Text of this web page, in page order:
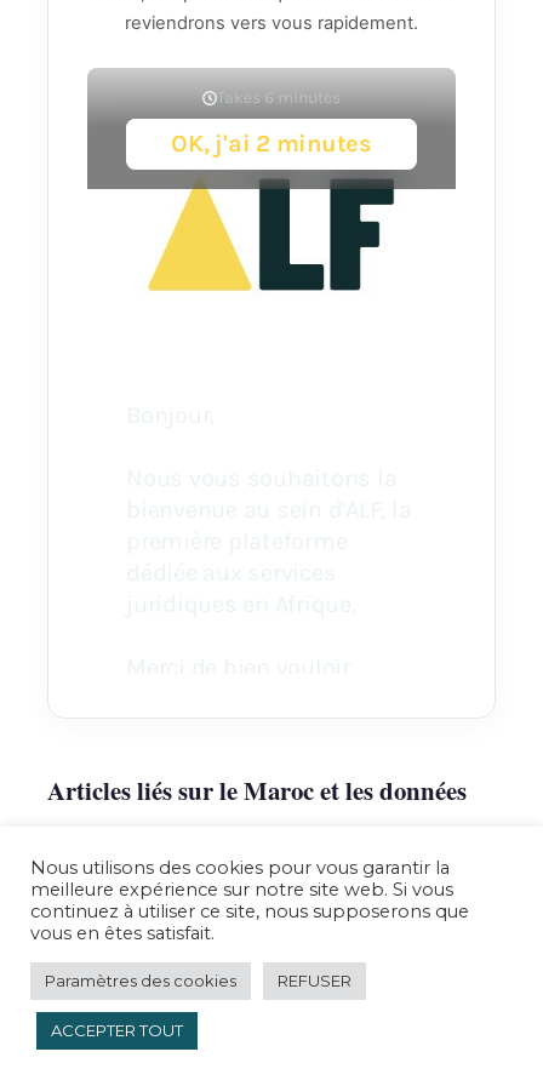
reviendrons vers vous rapidement.
Articles liés sur le Maroc et les données
MAROC · CRÉATION
Le guide Startup Maroc 2026
Écosystème, financements, formalités CRI, business
Nous utilisons des cookies pour vous garantir la
meilleure expérience sur notre site web. Si vous
continuez à utiliser ce site, nous supposerons que
vous en êtes satisfait.
Paramètres des cookies REFUSER
ACCEPTER TOUT